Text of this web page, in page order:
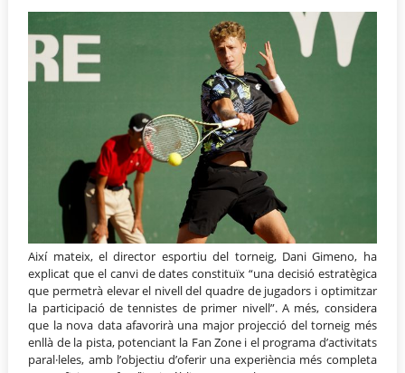
Així mateix, el director esportiu del torneig, Dani Gimeno, ha
explicat que el canvi de dates constituïx “una decisió estratègica
que permetrà elevar el nivell del quadre de jugadors i optimitzar
la participació de tennistes de primer nivell”. A més, considera
que la nova data afavorirà una major projecció del torneig més
enllà de la pista, potenciant la Fan Zone i el programa d’activitats
paral·leles, amb l’objectiu d’oferir una experiència més completa